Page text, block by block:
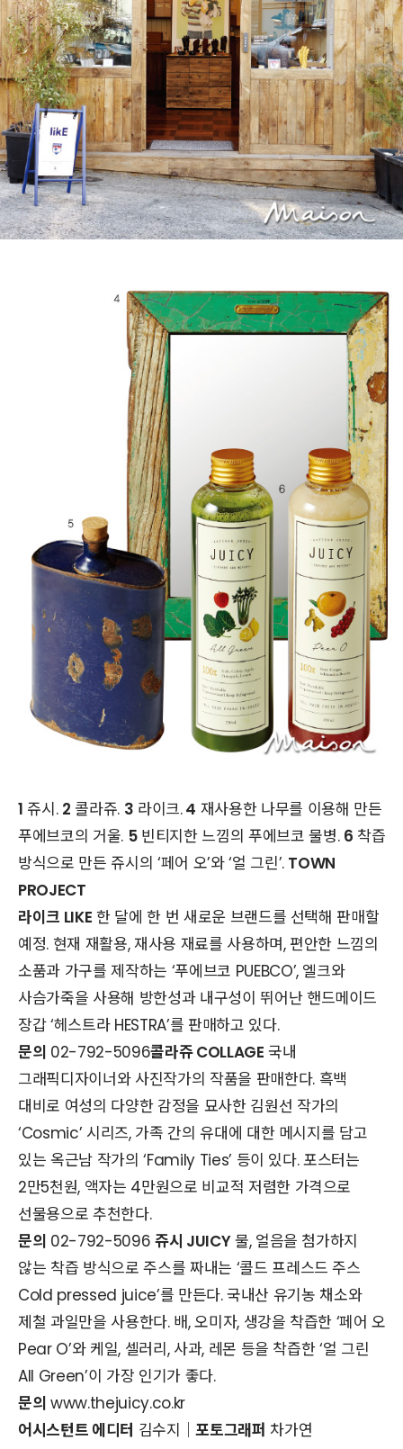
1 쥬시. 2 콜라쥬. 3 라이크.4 재사용한 나무를 이용해 만든
푸에브코의 거울. 5빈티지한 느낌의 푸에브코 물병. 6 착즙
방식으로 만든 쥬시의 ‘페어 오’와 ‘얼 그린’. TOWN
PROJECT
라이크 LIKE 한 달에 한 번 새로운 브랜드를 선택해 판매할
예정. 현재 재활용, 재사용 재료를 사용하며, 편안한 느낌의
소품과 가구를 제작하는 ‘푸에브코 PUEBCO’, 엘크와
사슴가죽을 사용해 방한성과 내구성이 뛰어난 핸드메이드
장갑 ‘헤스트라 HESTRA’를 판매하고 있다.
문의 02-792-5096콜라쥬 COLLAGE 국내
그래픽디자이너와 사진작가의 작품을 판매한다. 흑백
대비로 여성의 다양한 감정을 묘사한 김원선 작가의
‘Cosmic’ 시리즈, 가족 간의 유대에 대한 메시지를 담고
있는 옥근남 작가의 ‘Family Ties’ 등이 있다. 포스터는
2만5천원, 액자는 4만원으로 비교적 저렴한 가격으로
선물용으로 추천한다.
문의 02-792-5096 쥬시 JUICY물, 얼음을 첨가하지
않는 착즙 방식으로 주스를 짜내는 ‘콜드 프레스드 주스
Cold pressed juice’를 만든다. 국내산 유기농 채소와
제철 과일만을 사용한다. 배, 오미자, 생강을 착즙한 ‘페어 오
Pear O’와 케일, 셀러리, 사과, 레몬 등을 착즙한 ‘얼 그린
All Green’이 가장 인기가 좋다.
문의 www.thejuicy.co.kr
어시스턴트 에디터 김수지｜포토그래퍼 차가연